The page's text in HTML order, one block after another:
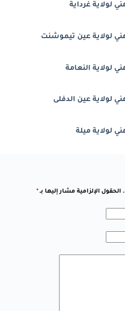
لولاية غرداية
لولاية عين تيموشنت
لولاية النعامة
لولاية عين الدفلى
لولاية ميلة
الحقول الإلزامية مشار إليها بـ*